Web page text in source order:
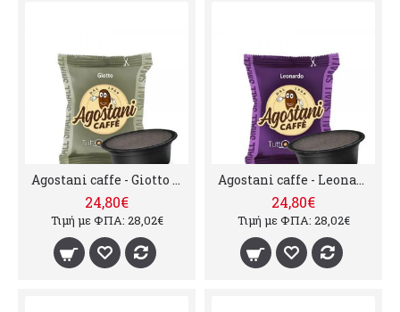
Agostani caffe - Giotto a modo mio, 100τμχ
24,80€
Τιμή με ΦΠΑ: 28,02€
Agostani caffe - Leonardo a modo mio, 100τμχ
24,80€
Τιμή με ΦΠΑ: 28,02€